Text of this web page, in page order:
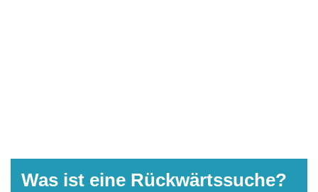
Was ist eine Rückwärtssuche?